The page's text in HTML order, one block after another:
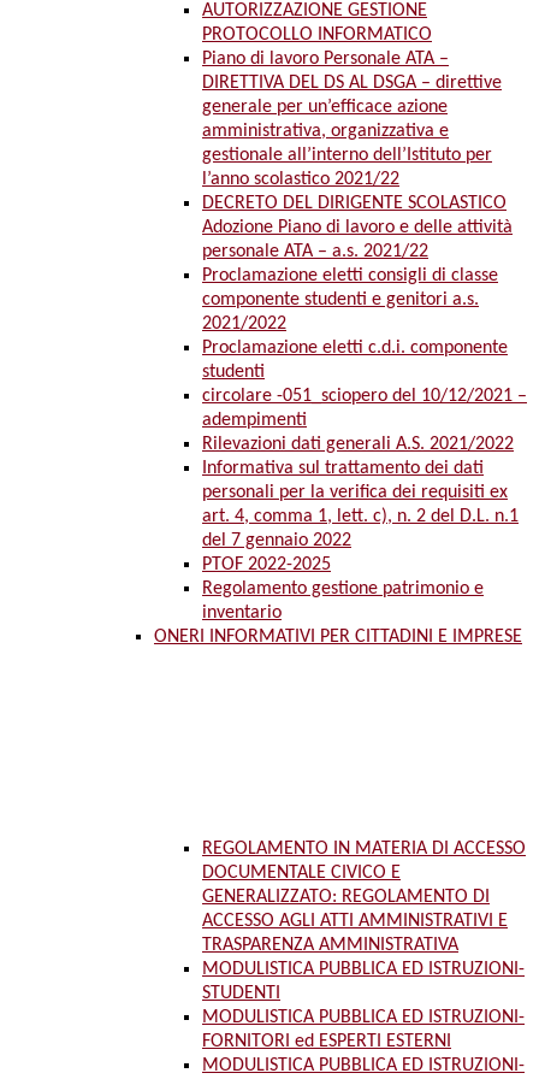
AUTORIZZAZIONE GESTIONE
PROTOCOLLO INFORMATICO
Piano di lavoro Personale ATA –
DIRETTIVA DEL DS AL DSGA – direttive
generale per un’efficace azione
amministrativa, organizzativa e
gestionale all’interno dell’Istituto per
l’anno scolastico 2021/22
DECRETO DEL DIRIGENTE SCOLASTICO
Adozione Piano di lavoro e delle attività
personale ATA – a.s. 2021/22
Proclamazione eletti consigli di classe
componente studenti e genitori a.s.
2021/2022
Proclamazione eletti c.d.i. componente
studenti
circolare -051_sciopero del 10/12/2021 –
adempimenti
Rilevazioni dati generali A.S. 2021/2022
Informativa sul trattamento dei dati
personali per la verifica dei requisiti ex
art. 4, comma 1, lett. c), n. 2 del D.L. n.1
del 7 gennaio 2022
PTOF 2022-2025
Regolamento gestione patrimonio e
inventario
ONERI INFORMATIVI PER CITTADINI E IMPRESE
REGOLAMENTO IN MATERIA DI ACCESSO
DOCUMENTALE CIVICO E
GENERALIZZATO: REGOLAMENTO DI
ACCESSO AGLI ATTI AMMINISTRATIVI E
TRASPARENZA AMMINISTRATIVA
MODULISTICA PUBBLICA ED ISTRUZIONI-
STUDENTI
MODULISTICA PUBBLICA ED ISTRUZIONI-
FORNITORI ed ESPERTI ESTERNI
MODULISTICA PUBBLICA ED ISTRUZIONI-